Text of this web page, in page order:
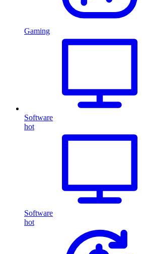
Gaming
Software
hot
Software
hot